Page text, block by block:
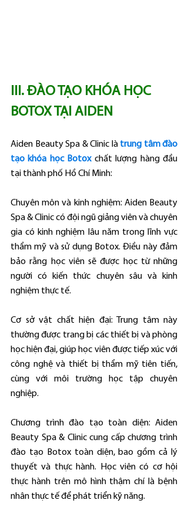
III. ĐÀO TẠO KHÓA HỌC
BOTOX TẠI AIDEN
Aiden Beauty Spa & Clinic là trung tâm đào
tạo khóa học Botox chất lượng hàng đầu
tại thành phố Hồ Chí Minh:
Chuyên môn và kinh nghiệm: Aiden Beauty
Spa & Clinic có đội ngũ giảng viên và chuyên
gia có kinh nghiệm lâu năm trong lĩnh vực
thẩm mỹ và sử dụng Botox. Điều này đảm
bảo rằng học viên sẽ được học từ những
người có kiến thức chuyên sâu và kinh
nghiệm thực tế.
Cơ sở vật chất hiện đại: Trung tâm này
thường được trang bị các thiết bị và phòng
học hiện đại, giúp học viên được tiếp xúc với
công nghệ và thiết bị thẩm mỹ tiên tiến,
cùng với môi trường học tập chuyên
nghiệp.
Chương trình đào tạo toàn diện: Aiden
Beauty Spa & Clinic cung cấp chương trình
đào tạo Botox toàn diện, bao gồm cả lý
thuyết và thực hành. Học viên có cơ hội
thực hành trên mô hình thậm chí là bệnh
nhân thực tế để phát triển kỹ năng.